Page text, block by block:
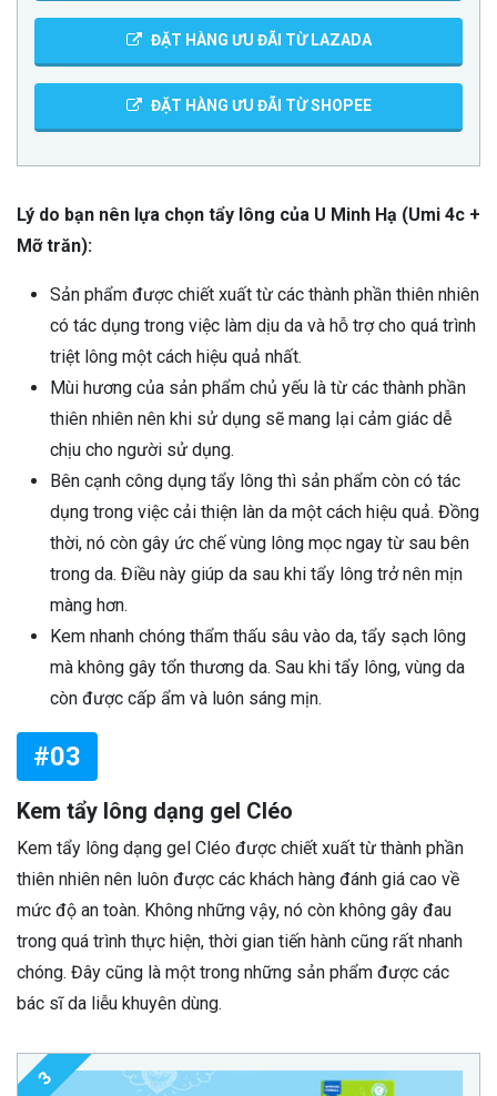
ĐẶT HÀNG ƯU ĐÃI TỪ LAZADA
ĐẶT HÀNG ƯU ĐÃI TỪ SHOPEE
Lý do bạn nên lựa chọn tẩy lông của U Minh Hạ (Umi 4c +
Mỡ trăn):
Sản phẩm được chiết xuất từ các thành phần thiên nhiên
có tác dụng trong việc làm dịu da và hỗ trợ cho quá trình
triệt lông một cách hiệu quả nhất.
Mùi hương của sản phẩm chủ yếu là từ các thành phần
thiên nhiên nên khi sử dụng sẽ mang lại cảm giác dễ
chịu cho người sử dụng.
Bên cạnh công dụng tẩy lông thì sản phẩm còn có tác
dụng trong việc cải thiện làn da một cách hiệu quả. Đồng
thời, nó còn gây ức chế vùng lông mọc ngay từ sau bên
trong da. Điều này giúp da sau khi tẩy lông trở nên mịn
màng hơn.
Kem nhanh chóng thẩm thấu sâu vào da, tẩy sạch lông
mà không gây tổn thương da. Sau khi tẩy lông, vùng da
còn được cấp ẩm và luôn sáng mịn.
#03
Kem tẩy lông dạng gel Cléo
Kem tẩy lông dạng gel Cléo được chiết xuất từ thành phần
thiên nhiên nên luôn được các khách hàng đánh giá cao về
mức độ an toàn. Không những vậy, nó còn không gây đau
trong quá trình thực hiện, thời gian tiến hành cũng rất nhanh
chóng. Đây cũng là một trong những sản phẩm được các
bác sĩ da liễu khuyên dùng.
3